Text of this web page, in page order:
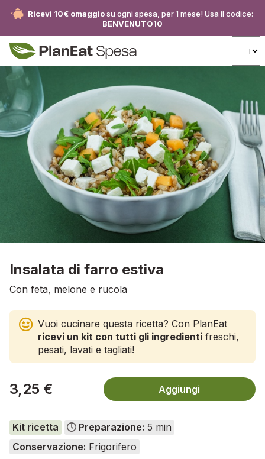
Ricevi 10€ omaggiosu ogni spesa, per 1 mese! Usa il codice:
BENVENUTO10
Insalata di farro estiva
Con feta, melone e rucola
Vuoi cucinare questa ricetta? Con PlanEat
ricevi un kit con tutti gli ingredienti freschi,
pesati, lavati e tagliati!
3,25 € Aggiungi
Kit ricetta Preparazione: 5 min
Conservazione: Frigorifero